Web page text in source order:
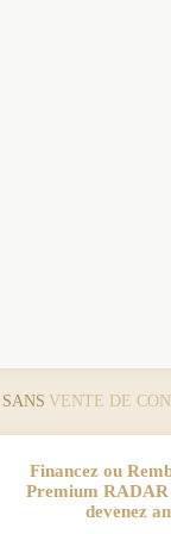
SANS VENTE DE
Financez ou
Premium
devenez